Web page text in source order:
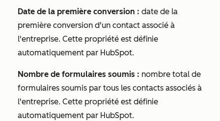
Date de la première conversion : date de la
première conversion d'un contact associé à
l'entreprise. Cette propriété est définie
automatiquement par HubSpot.
Nombre de formulaires soumis : nombre total de
formulaires soumis par tous les contacts associés à
l'entreprise. Cette propriété est définie
automatiquement par HubSpot.